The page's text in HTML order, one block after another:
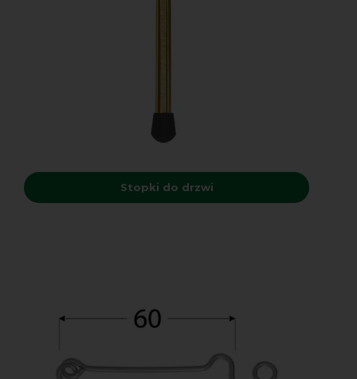
Stopki do drzwi